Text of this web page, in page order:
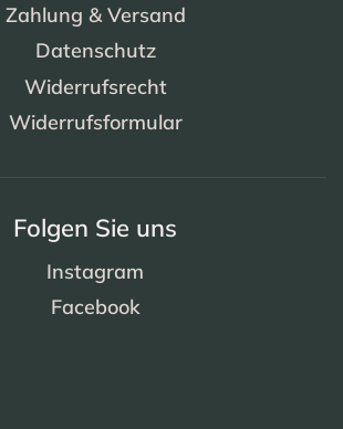
Zahlung & Versand
Datenschutz
Widerrufsrecht
Widerrufsformular
Folgen Sie uns
Instagram
Facebook